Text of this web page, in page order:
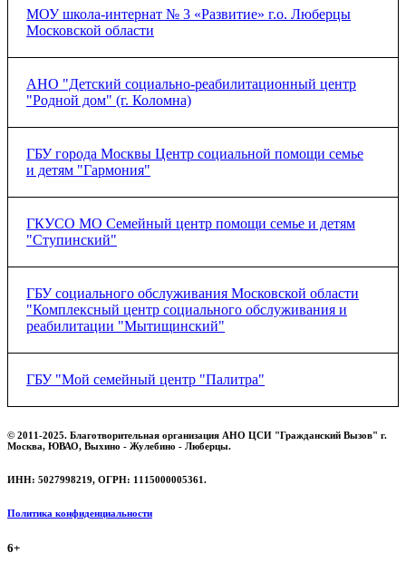
Ознакомиться с соглашением (нажмите на ссылку).
МОУ школа-интернат № 3 «Развитие» г.о. Люберцы
Московской области
АНО "Детский социально-реабилитационный центр
"Родной дом" (г. Коломна)
ГБУ города Москвы Центр социальной помощи семье
и детям "Гармония"
ГКУСО МО Семейный центр помощи семье и детям
"Ступинский"
ГБУ социального обслуживания Московской области
"Комплексный центр социального обслуживания и
реабилитации "Мытищинский"
ГБУ "Мой семейный центр "Палитра"
Посмотреть договор о сотрудничестве.
© 2011-2025. Благотворительная организация АНО ЦСИ "Гражданский Вызов" г.
Москва, ЮВАО, Выхино - Жулебино - Люберцы.
ИНН: 5027998219, ОГРН: 1115000005361.
Политика конфиденциальности
6+